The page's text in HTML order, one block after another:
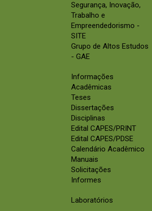
Segurança, Inovação,
Trabalho e
Empreendedorismo -
SITE
Grupo de Altos Estudos
- GAE
Informações
Acadêmicas
Teses
Dissertações
Disciplinas
Edital CAPES/PRINT
Edital CAPES/PDSE
Calendário Acadêmico
Manuais
Solicitações
Informes
Laboratórios